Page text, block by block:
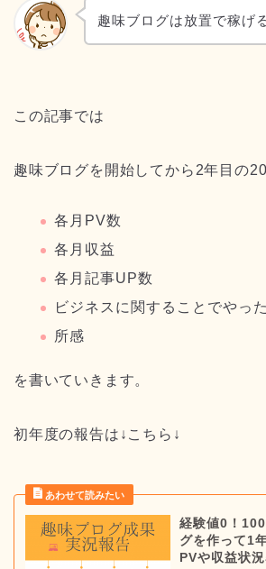
趣味ブログは放置で稼げ
この記事では
趣味ブログを開始してから2年目の
各月PV数
各月収益
各月記事UP数
ビジネスに関することでやっ
所感
を書いていきます。
初年度の報告は↓こちら↓
経験値0！
グを作って1
PVや収益状